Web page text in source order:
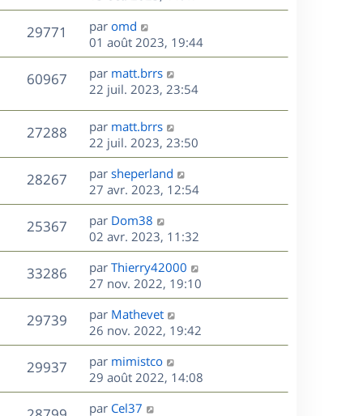
a
g
e
e
s
s
a
g
e
e
r
m
e
s
s
a
g
e
u
s
r
n
i
e
r
m
e
s
s
a
g
e
29771
u
D
e
r
n
i
e
r
m
e
s
s
a
g
e
par omd
01 août 2023, 19:44
60967V
u
e
D
e
n
i
e
r
m
e
s
s
a
g
e
par matt.brrs
22 juil. 2023, 23:54
27288V
u
s
D
e
r
n
i
e
r
m
e
s
s
a
g
e
par matt.brrs
22 juil. 2023, 23:50
28267V
u
D
e
r
n
i
e
r
m
e
s
s
a
g
e
par sheperland
27 avr. 2023, 12:54
25367V
u
e
s
D
e
r
n
i
e
r
m
e
s
s
a
par Dom38
02 avr. 2023, 11:32
33286V
u
s
D
e
r
n
i
e
r
m
e
s
par Thierry42000
27 nov. 2022, 19:10
29739V
u
s
D
e
r
n
i
e
r
par Mathevet
26 nov. 2022, 19:42
29937V
u
D
e
r
n
par mimistco
29 août 2022, 14:08
D
par Cel37